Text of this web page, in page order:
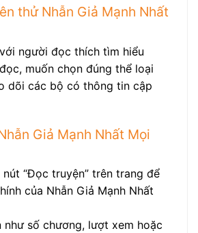
thử Nhẫn Giả Mạnh Nhất
người đọc thích tìm hiểu
muốn chọn đúng thể loại
dõi các bộ có thông tin cập
Giả Mạnh Nhất Mọi
“Đọc truyện” trên trang để
của Nhẫn Giả Mạnh Nhất
số chương, lượt xem hoặc